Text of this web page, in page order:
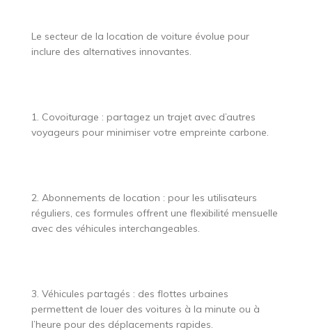
Le secteur de la location de voiture évolue pour
inclure des alternatives innovantes.
1. Covoiturage : partagez un trajet avec d’autres
voyageurs pour minimiser votre empreinte carbone.
2. Abonnements de location : pour les utilisateurs
réguliers, ces formules offrent une flexibilité mensuelle
avec des véhicules interchangeables.
3. Véhicules partagés : des flottes urbaines
permettent de louer des voitures à la minute ou à
l’heure pour des déplacements rapides.